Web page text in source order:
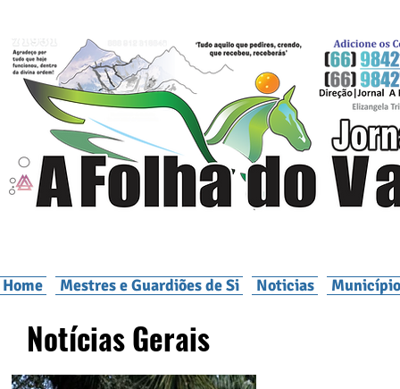
Home Mestres e Guardiões de Si Noticias
Notícias Gerais